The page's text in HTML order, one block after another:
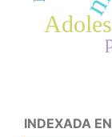
INDEXADA